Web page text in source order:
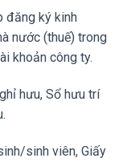
đăng ký kinh
nước (thuế) trong
khoản công ty.
hưu, Sổ hưu trí
sinh viên, Giấy